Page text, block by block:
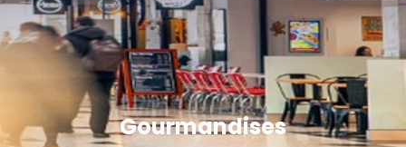
Gourmandises